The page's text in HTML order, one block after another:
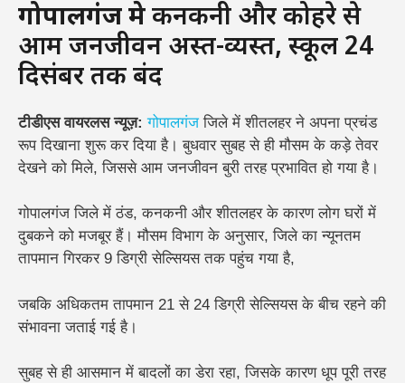
गोपालगंज मेकनकनी और कोहरे से
आम जनजीवन अस्त-व्यस्त, स्कूल 24
दिसंबर तक बंद
टीडीएस वायरलस न्यूज़: गोपालगंजजिले में शीतलहर ने अपना प्रचंड
रूप दिखाना शुरू कर दिया है। बुधवार सुबह से ही मौसम के कड़े तेवर
देखने को मिले, जिससे आम जनजीवन बुरी तरह प्रभावित हो गया है।
गोपालगंज जिले में ठंड, कनकनी और शीतलहर के कारण लोग घरों में
दुबकने को मजबूर हैं। मौसम विभाग के अनुसार, जिले का न्यूनतम
तापमान गिरकर 9 डिग्री सेल्सियस तक पहुंच गया है,
जबकि अधिकतम तापमान 21 से 24 डिग्री सेल्सियस के बीच रहने की
संभावना जताई गई है।
सुबह से ही आसमान में बादलों का डेरा रहा, जिसके कारण धूप पूरी तरह